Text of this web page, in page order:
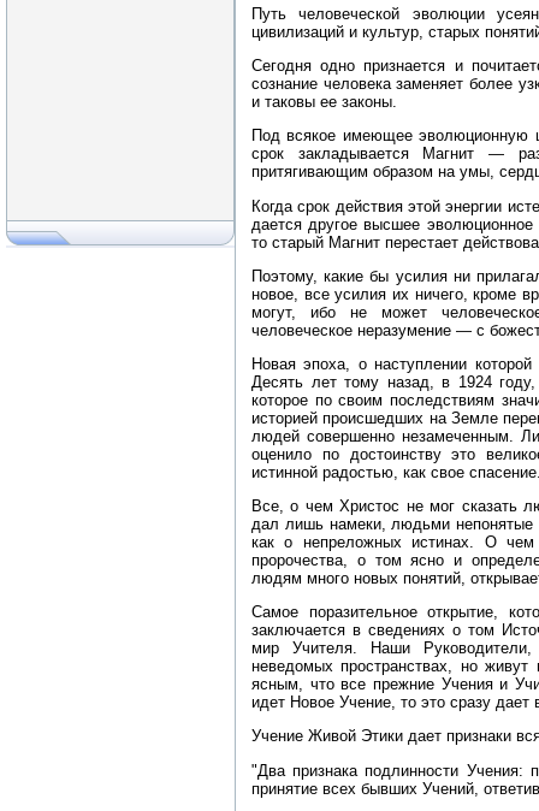
Путь человеческой эволюции
цивилизаций и культур, старых
Сегодня одно признается и
сознание человека заменяет более
и таковы ее законы.
Под всякое имеющее эволюционную
срок закладывается Магнит —
притягивающим образом на умы,
Когда срок действия этой энергии
дается другое высшее
то старый Магнит перестает
Поэтому, какие бы усилия ни
новое, все усилия их ничего, кроме
могут, ибо не может
человеческое неразумение — с
Новая эпоха, о наступлении
Десять лет тому назад, в 1924
которое по своим последствиям
историей происшедших на Земле
людей совершенно незамеченным.
оценило по достоинству это
истинной радостью, как свое
Все, о чем Христос не мог сказать
дал лишь намеки, людьми непонятые
как о непреложных истинах. О чем
пророчества, о том ясно и
людям много новых понятий,
Самое поразительное открытие,
заключается в сведениях о том
мир Учителя. Наши
неведомых пространствах, но
ясным, что все прежние Учения и
идет Новое Учение, то это сразу
Учение Живой Этики дает признаки
"Два признака подлинности
принятие всех бывших Учений,